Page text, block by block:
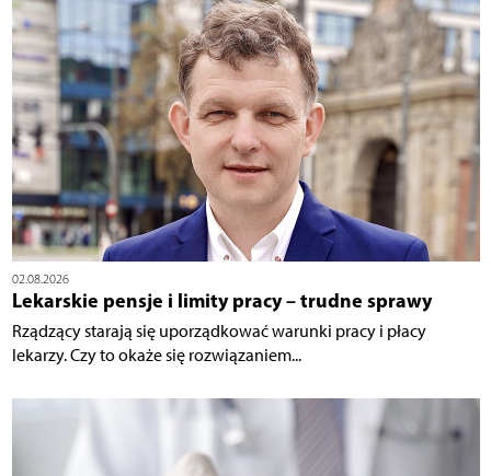
02.08.2026
Lekarskie pensje i limity pracy – trudne sprawy
Rządzący starają się uporządkować warunki pracy i płacy
lekarzy. Czy to okaże się rozwiązaniem...